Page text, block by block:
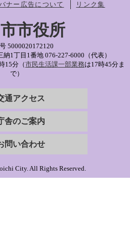
ナー広告について リンク集
市役所
5000020172120
納1丁目1番地 076-227-6000（代表）
15分（市民生活課一部業務は17時45分ま
で）
通アクセス
舎のご案内
問い合わせ
City. All Rights Reserved.